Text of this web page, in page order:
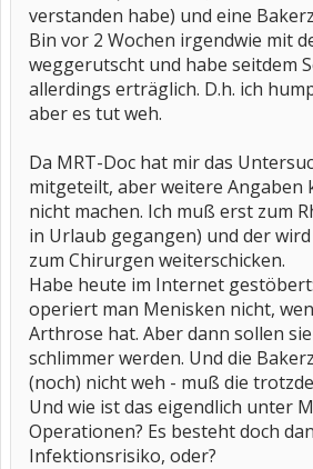
verstanden habe) und eine
Bin vor 2 Wochen irgendwie mit
weggerutscht und habe seitdem
allerdings erträglich. D.h. ich
aber es tut weh.
Da MRT-Doc hat mir das
mitgeteilt, aber weitere Angaben
nicht machen. Ich muß erst zum
in Urlaub gegangen) und der
zum Chirurgen weiterschicken.
Habe heute im Internet
operiert man Menisken nicht,
Arthrose hat. Aber dann sollen
schlimmer werden. Und die
(noch) nicht weh - muß die
Und wie ist das eigendlich unter
Operationen? Es besteht doch
Infektionsrisiko, oder?